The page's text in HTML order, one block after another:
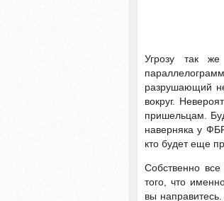
Угрозу так же
разрушающий
вокруг.
пришельцам.
наверняка у
кто будет еще
Собственно
того, что
вы